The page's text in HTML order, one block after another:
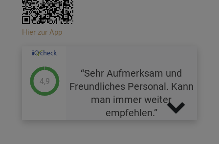
Hier zur App
4,9
Sehr Aufmerksam und
Freundliches Personal. Kann
man immer weiter
empfehlen.